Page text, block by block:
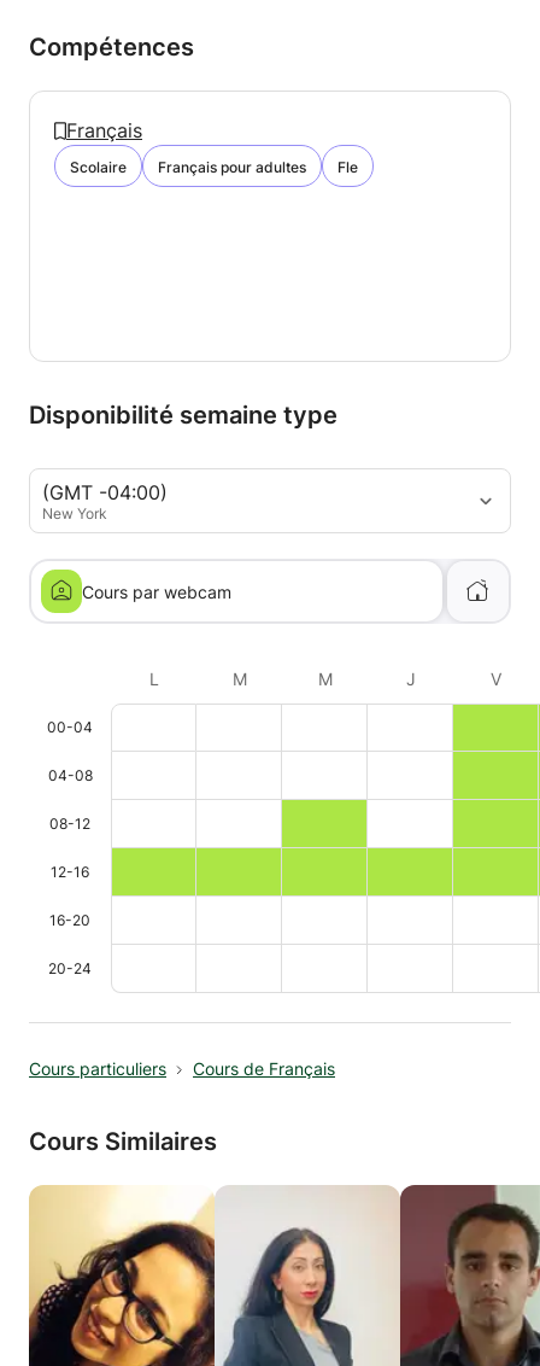
Compétences
Français
Scolaire Français pour adultes Fle
Disponibilité semaine type
(GMT -04:00)
New York
Cours par webcam
L M M J V
00-04
04-08
08-12
12-16
16-20
20-24
Cours particuliers Cours de Français
Cours Similaires